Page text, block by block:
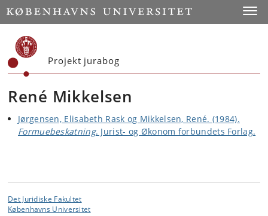
Start
Projekt jurabog
René Mikkelsen
Jørgensen, Elisabeth Rask og Mikkelsen, René. (1984).
Formuebeskatning. Jurist- og Økonom forbundets Forlag.
Det Juridiske Fakultet
Københavns Universitet